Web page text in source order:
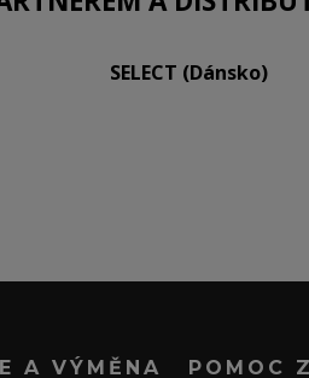
SELECT (Dánsko)
A VÝMĚNA
POMOC